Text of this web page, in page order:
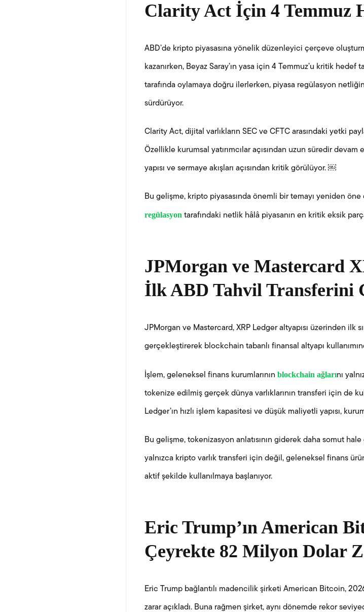
Clarity Act İçin 4 Temmuz
ABD’de kripto piyasasına yönelik düzenleyici çerçeve
kazanırken, Beyaz Saray’ın yasa için 4 Temmuz’u kritik
tarafında oylamaya doğru ilerlerken, piyasa regülasyon
sürdürüyor.
Clarity Act, dijital varlıkların SEC ve CFTC arasındaki yetki
Özellikle kurumsal yatırımcılar açısından uzun süredir
yapısı ve sermaye akışları açısından kritik görülüyor. ￼
Bu gelişme, kripto piyasasında önemli bir temayı yeniden öne
regülasyon tarafındaki netlik hâlâ piyasanın en kritik eksik
JPMorgan ve Mastercard
İlk ABD Tahvil Transferini
JPMorgan ve Mastercard, XRP Ledger altyapısı üzerinden ilk
gerçekleştirerek blockchain tabanlı finansal altyapı
İşlem, geleneksel finans kurumlarının blockchain ağlarını
tokenize edilmiş gerçek dünya varlıklarının transferi için de
Ledger’ın hızlı işlem kapasitesi ve düşük maliyetli yapısı,
Bu gelişme, tokenizasyon anlatısının giderek daha somut
yalnızca kripto varlık transferi için değil, geleneksel finans
aktif şekilde kullanılmaya başlanıyor.
Eric Trump’ın American
Çeyrekte 82 Milyon Dolar
Eric Trump bağlantılı madencilik şirketi American Bitcoin,
zarar açıkladı. Buna rağmen şirket, aynı dönemde rekor